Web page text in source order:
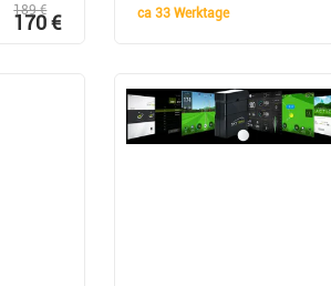
189 €
170 € ca33 Werktage